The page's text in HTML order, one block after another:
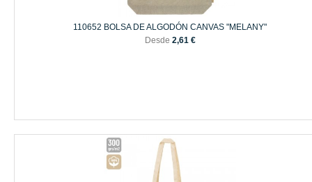
110652 BOLSA DE ALGODÓN CANVAS "MELANY"
Desde 2,61 €